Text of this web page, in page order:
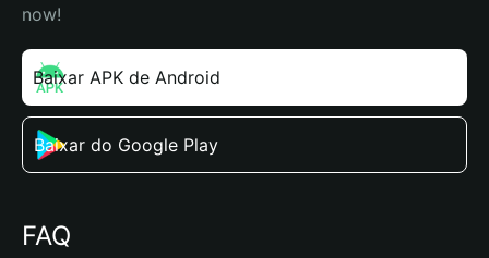
now!
Baixar APK de Android
Baixar do Google Play
FAQ